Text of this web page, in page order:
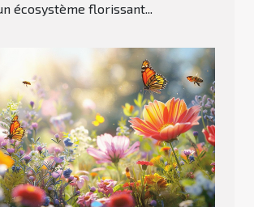
écosystème florissant...